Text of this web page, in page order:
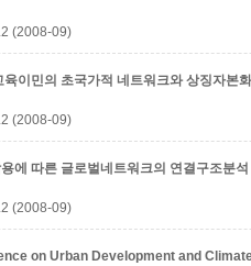
(2008-09)
이민의 초국가적 네트워크와 상징자본
(2008-09)
에 따른 글로벌네트워크의 연결구조분석
(2008-09)
on Urban Development and